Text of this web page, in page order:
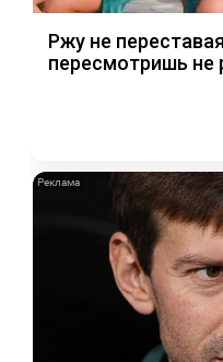
Ржу не
пересмотришь не